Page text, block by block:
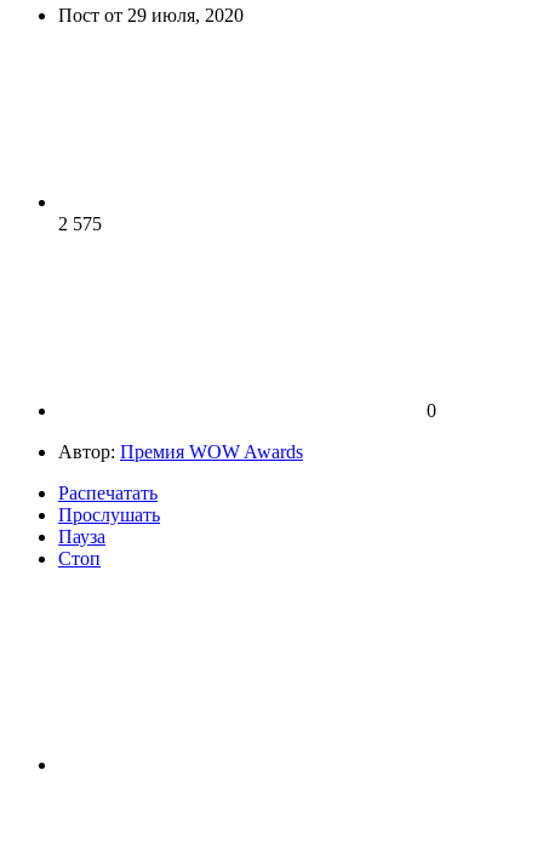
Пост от 29 июля, 2020
2 575
0
Автор: Премия WOW Awards
Распечатать
Прослушать
Пауза
Стоп